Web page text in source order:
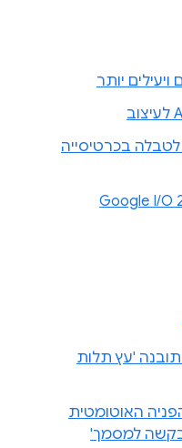
בכרטיסייה
'עץ תלות
האוטומטית
למסמך'